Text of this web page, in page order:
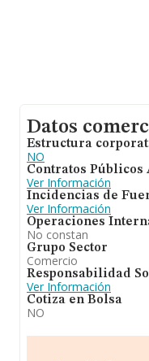
Datos
Estructura
NO
Contratos Públicos
Ver Información
Incidencias de
Ver Información
Operaciones
No constan
Grupo Sector
Comercio
Responsabilidad
Ver Información
Cotiza en Bolsa
NO